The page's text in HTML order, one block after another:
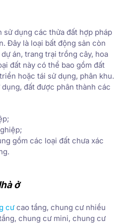
sử dụng các thửa đất hợp pháp
Đây là loại bất động sản còn
án, trang trại trồng cây, hoa
đất này có thể bao gồm đất
hoặc tái sử dụng, phân khu.
đất được phân thành các
gồm các loại đất chưa xác
ở
cư cao tầng, chung cư nhiều
chung cư mini, chung cư